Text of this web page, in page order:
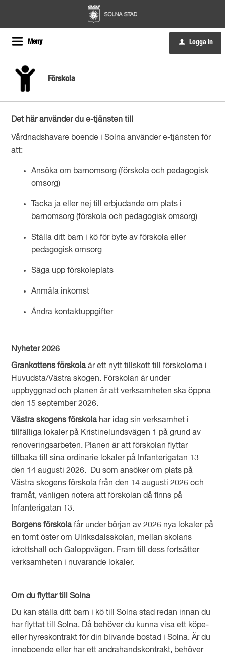
Meny u Logga in
Förskola
Det här använder du e-tjänsten till
Vårdnadshavare boende i Solna använder e-tjänsten för
att:
Ansöka om barnomsorg (förskola och pedagogisk
omsorg)
Tacka ja eller nej till erbjudande om plats i
barnomsorg (förskola och pedagogisk omsorg)
Ställa ditt barn i kö för byte av förskola eller
pedagogisk omsorg
Säga upp förskoleplats
Anmäla inkomst
Ändra kontaktuppgifter
Nyheter 2026
Grankottens förskola är ett nytt tillskott till förskolorna i
Huvudsta/Västra skogen. Förskolan är under
uppbyggnad och planen är att verksamheten ska öppna
den 15 september 2026.
Västra skogens förskola har idag sin verksamhet i
tillfälliga lokaler på Kristinelundsvägen 1 på grund av
renoveringsarbeten. Planen är att förskolan flyttar
tillbaka till sina ordinarie lokaler på Infanterigatan 13
den 14 augusti 2026. Du som ansöker om plats på
Västra skogens förskola från den 14 augusti 2026 och
framåt, vänligen notera att förskolan då finns på
Infanterigatan 13.
Borgens förskola får under början av 2026 nya lokaler på
en tomt öster om Ulriksdalsskolan, mellan skolans
idrottshall och Galoppvägen. Fram till dess fortsätter
verksamheten i nuvarande lokaler.
Om du flyttar till Solna
Du kan ställa ditt barn i kö till Solna stad redan innan du
har flyttat till Solna. Då behöver du kunna visa ett köpe-
eller hyreskontrakt för din blivande bostad i Solna. Är du
inneboende eller har ett andrahandskontrakt, behöver